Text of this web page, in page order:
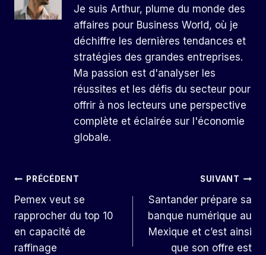
Je suis Arthur, plume du monde des
affaires pour Business World, où je
déchiffre les dernières tendances et
stratégies des grandes entreprises.
Ma passion est d'analyser les
réussites et les défis du secteur pour
offrir à nos lecteurs une perspective
complète et éclairée sur l'économie
globale.
Navigation
De
L’article
PRÉCÉDENT
Pemex veut se
rapprocher du top 10
en capacité de
raffinage
SUIVANT
Santander prépare sa
banque numérique au
Mexique et c’est ainsi
que son offre est